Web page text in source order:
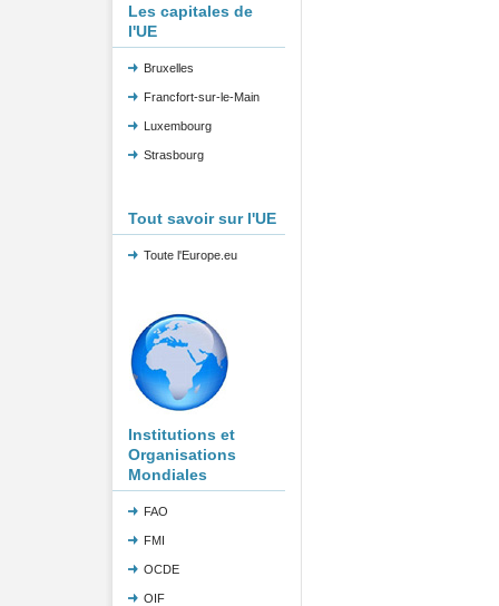
Les capitales de
l'UE
Bruxelles
Francfort-sur-le-Main
Luxembourg
Strasbourg
Tout savoir sur l'UE
Toute l'Europe.eu
Institutions et
Organisations
Mondiales
FAO
FMI
OCDE
OIF